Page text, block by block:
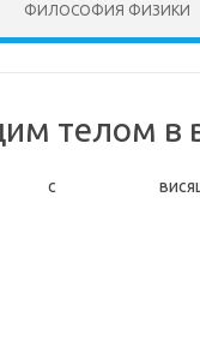
ФИЛОСОФИЯ ФИЗИКИ
телом в
с